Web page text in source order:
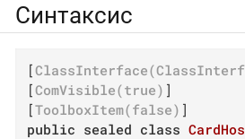
Синтаксис
[
[ComVisible(true) ]
[ToolboxItem(false)
public sealed class